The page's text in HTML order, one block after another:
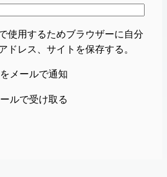
使用するためブラウザーに自分
ドレス、サイトを保存する。
メールで通知
ルで受け取る